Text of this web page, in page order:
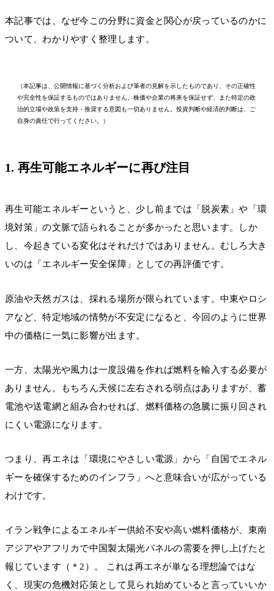
本記事では、なぜ今この分野に資金と関心が戻っているのかに
ついて、わかりやすく整理します。
（本記事は、公開情報に基づく分析および筆者の見解を示したものであり、その正確性
や完全性を保証するものではありません。株価や企業の将来を保証せず、また特定の政
治的立場や政策を支持・推奨する意図も一切ありません。投資判断や経済的判断は、ご
自身の責任で行ってください。）
1. 再生可能エネルギーに再び注目
再生可能エネルギーというと、少し前までは「脱炭素」や「環
境対策」の文脈で語られることが多かったと思います。しか
し、今起きている変化はそれだけではありません。むしろ大き
いのは「エネルギー安全保障」としての再評価です。
原油や天然ガスは、採れる場所が限られています。中東やロシ
アなど、特定地域の情勢が不安定になると、今回のように世界
中の価格に一気に影響が出ます。
一方、太陽光や風力は一度設備を作れば燃料を輸入する必要が
ありません。もちろん天候に左右される弱点はありますが、蓄
電池や送電網と組み合わせれば、燃料価格の急騰に振り回され
にくい電源になります。
つまり、再エネは「環境にやさしい電源」から「自国でエネル
ギーを確保するためのインフラ」へと意味合いが広がっている
わけです。
イラン戦争によるエネルギー供給不安や高い燃料価格が、東南
アジアやアフリカで中国製太陽光パネルの需要を押し上げたと
報じています（＊2）。 これは再エネが単なる理想論ではな
く、現実の危機対応策として見られ始めていると言っていいか